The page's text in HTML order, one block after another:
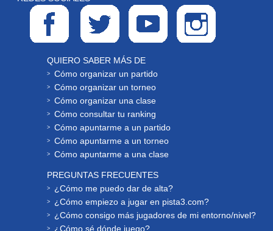
QUIERO SABER MÁS DE
Cómo organizar un partido
Cómo organizar un torneo
Cómo organizar una clase
Cómo consultar tu ranking
Cómo apuntarme a un partido
Cómo apuntarme a un torneo
Cómo apuntarme a una clase
PREGUNTAS FRECUENTES
¿Cómo me puedo dar de alta?
¿Cómo empiezo a jugar en pista3.com?
¿Cómo consigo más jugadores de mi entorno/nivel?
¿Cómo sé dónde juego?